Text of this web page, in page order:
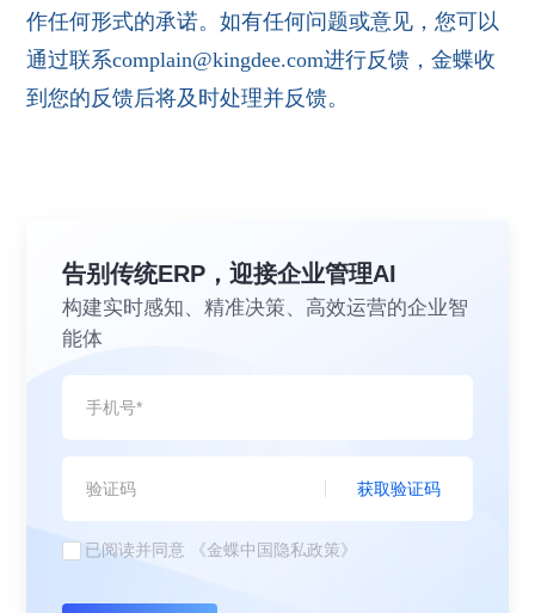
作任何形式的承诺。如有任何问题或意见，您可以
通过联系complain@kingdee.com进行反馈，金蝶收
到您的反馈后将及时处理并反馈。
告别传统ERP，迎接企业管理AI
构建实时感知、精准决策、高效运营的企业智
能体
获取验证码
已阅读并同意 《金蝶中国隐私政策》